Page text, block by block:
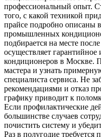
профессиональный опыт.
того, с какой техникой
прайсе подробно описаны
промышленных
подбирается на месте
осуществляет
кондиционеров в Москве.
мастера и узнать
специалиста сервиса. Не
рекомендациями и отказ
графику приводит к
Если профилактические
большинстве случаев
почистить систему и
Раз в полугодие